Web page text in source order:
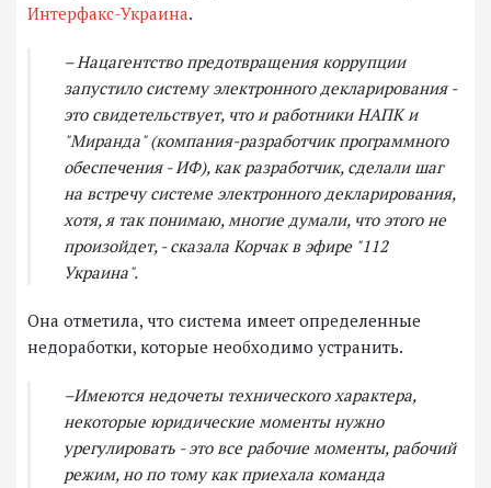
Интерфакс-Украина.
– Нацагентство предотвращения коррупции
запустило систему электронного декларирования -
это свидетельствует, что и работники НАПК и
"Миранда" (компания-разработчик программного
обеспечения - ИФ), как разработчик, сделали шаг
на встречу системе электронного декларирования,
хотя, я так понимаю, многие думали, что этого не
произойдет, - сказала Корчак в эфире "112
Украина".
Она отметила, что система имеет определенные
недоработки, которые необходимо устранить.
–Имеются недочеты технического характера,
некоторые юридические моменты нужно
урегулировать - это все рабочие моменты, рабочий
режим, но по тому как приехала команда